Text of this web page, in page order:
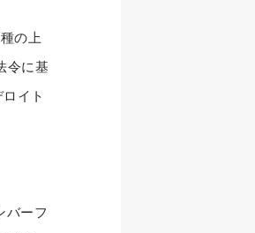
の上
令に基
イト
バーフ